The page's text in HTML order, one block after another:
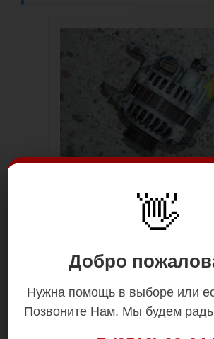
👋
Добро
Нужна помощь в выборе или
Позвоните Нам. Мы будем